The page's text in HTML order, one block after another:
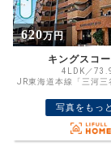
住宅ローン
金利
ボーナス
返済金額
資金計画
格を入
298万円
宝マンシ
2LDK／
JR東海道本線「蒲郡
3分
写真をもっ